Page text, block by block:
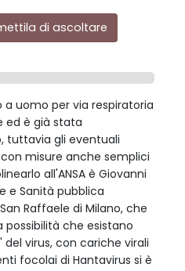
di ascoltare
uomo per via respiratoria
ed è già stata
tuttavia gli eventuali
misure anche semplici
all'ANSA è Giovanni
e Sanità pubblica
Raffaele di Milano, che
che esistano
virus, con cariche virali
focolai di Hantavirus si è